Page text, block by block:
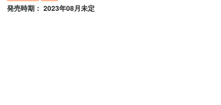
発売時期： 2023年08月未定